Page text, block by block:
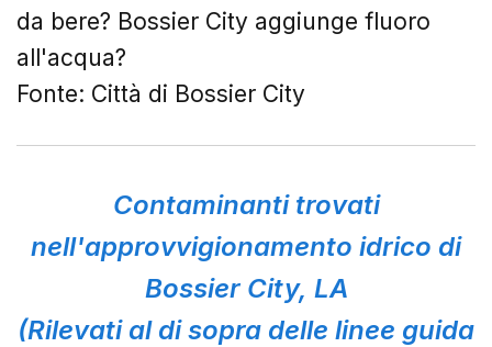
da bere? Bossier City aggiunge fluoro
all'acqua?
Fonte: Città di Bossier City
Contaminanti trovati
nell'approvvigionamento idrico di
Bossier City, LA
(Rilevati al di sopra delle linee guida